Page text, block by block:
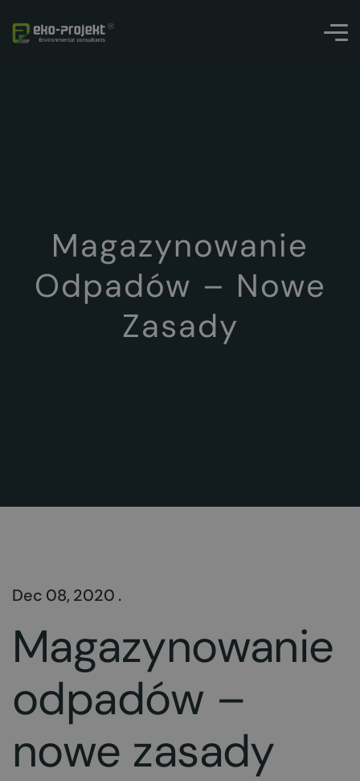
Magazynowanie
Odpadów – Nowe
Zasady
Dec 08, 2020 .
Magazynowanie
odpadów –
nowe zasady